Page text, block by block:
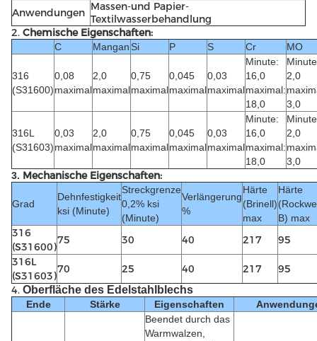
Anwendungen Massen-und Papier-
Textilwasserbehandlung
2. Chemische Eigenschaften:
C ManganSi P S Cr MO
316
(S31600)
0,08
maximal
2,0
maximal
0,75
maximal
0,045
maximal
0,03
maximal
Minute:
16,0
maximal:
18,0
2,0
3,0
316L
(S31603)
0,03
maximal
2,0
maximal
0,75
maximal
0,045
maximal
0,03
maximal
Minute:
16,0
maximal:
18,0
2,0
3,0
3. Mechanische Eigenschaften:
Grad
Dehnfestigkeit
ksi (Minute)
Streckgrenze
0,2% ksi
(Minute)
Verlängerung
%
Härte
(Brinell)
max
Härte
B) max
316
(S31600)
75 30 40 217
95
316L
(S31603)
70 25 40 217
95
4. Oberfläche des Edelstahlblechs
Ende Stärke Eigenschaften
Beendet durch das
Warmwalzen,